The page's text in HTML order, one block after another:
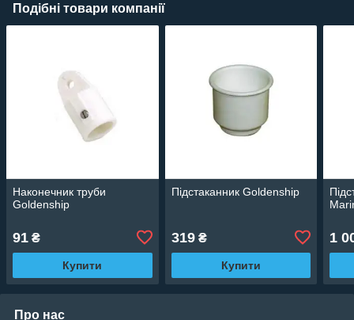
Подібні товари компанії
Наконечник труби
Goldenship
91 ₴
Купити
Підстаканник Goldenship
319₴
Купити
1
Про нас